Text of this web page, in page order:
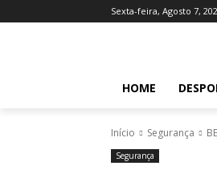
Sexta-feira, Agosto 7,
HOME
Início Segurança
Segurança